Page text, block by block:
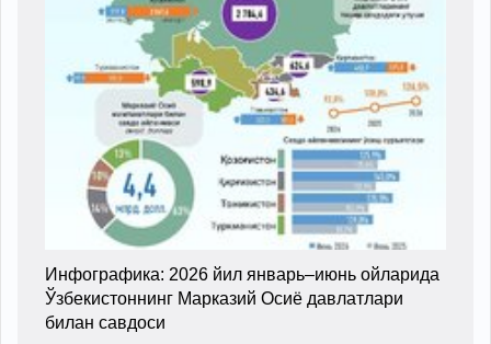
Инфографика: 2026 йил январь–июнь ойларида
Ўзбекистоннинг Марказий Осиё давлатлари
билан савдоси